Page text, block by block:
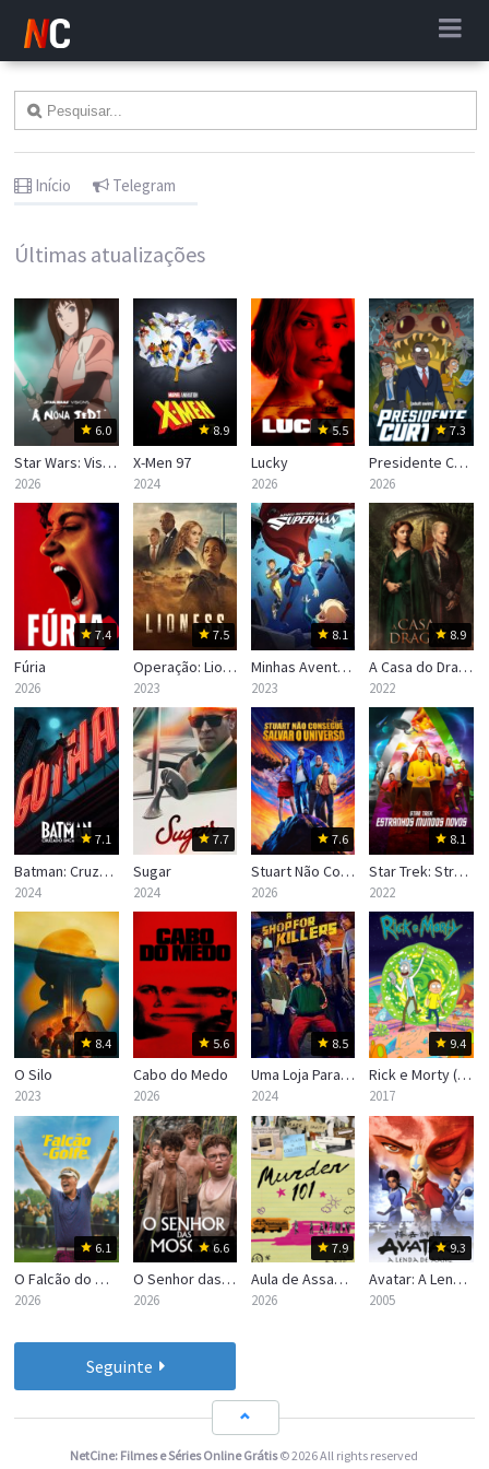
Início Telegram
Últimas atualizações
6.0
Star Wars: Visions Apresenta — A Nona Jedi
2026
8.9
X-Men 97
2024
5.5
Lucky
2026
7.3
Presidente Curtis
2026
7.4
Fúria
2026
7.5
Operação: Lioness
2023
8.1
Minhas Aventuras com o Superman
2023
8.9
A Casa do Dragão (House of the Dragon)
2022
7.1
Batman: Cruzado Encapuzado
2024
7.7
Sugar
2024
7.6
Stuart Não Consegue Salvar o Universo
2026
8.1
Star Trek: Strange New Worlds
2022
8.4
O Silo
2023
5.6
Cabo do Medo
2026
8.5
Uma Loja Para Assassinos
2024
9.4
Rick e Morty (Rick and Morty)
2017
6.1
O Falcão do Golfe
2026
6.6
O Senhor das Moscas
2026
7.9
Aula de Assassinato
2026
9.3
Avatar: A Lenda de Aang
2005
Seguinte
NetCine: Filmes e Séries Online Grátis© 2026 All rights reserved